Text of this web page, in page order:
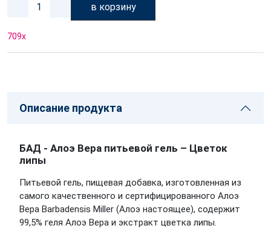
в корзину
709x
Описание продукта
БАД - Алоэ Вера питьевой гель – Цветок
липы
Питьевой гель, пищевая добавка, изготовленная из
самого качественного и сертифицированного Алоэ
Вера Barbadensis Miller (Алоэ настоящее), содержит
99,5% геля Алоэ Вера и экстракт цветка липы.